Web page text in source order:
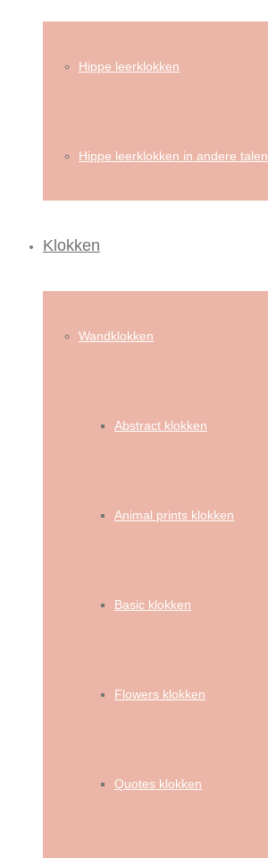
Hippe leerklokken
Hippe leerklokken in andere talen
Klokken
Wandklokken
Abstract klokken
Animal prints klokken
Basic klokken
Flowers klokken
Quotes klokken